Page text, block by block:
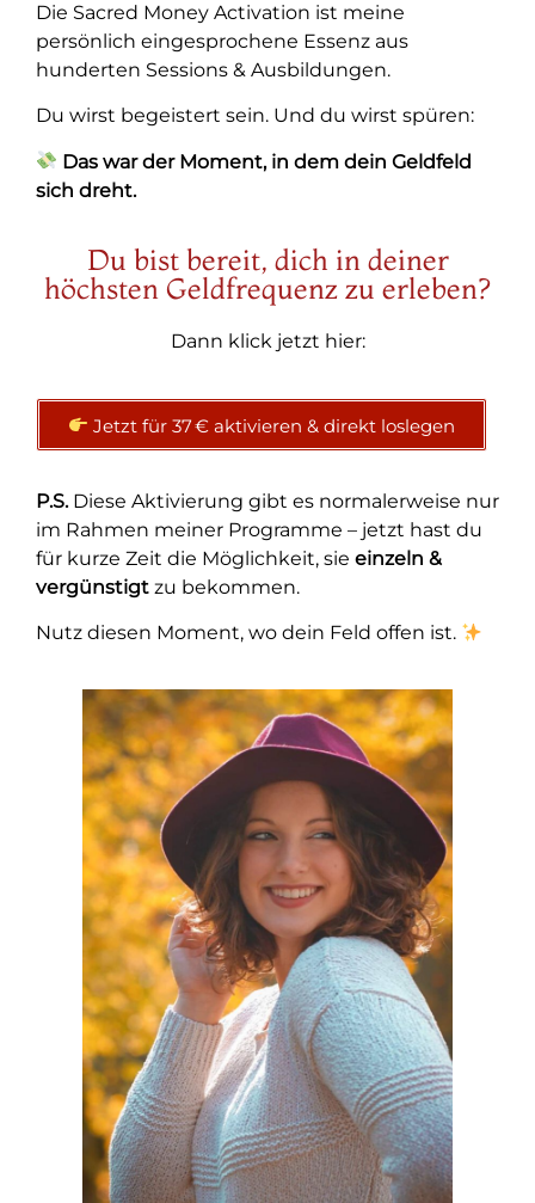
Die Sacred Money Activation ist meine
persönlich eingesprochene Essenz aus
hunderten Sessions & Ausbildungen.
Du wirst begeistert sein. Und du wirst spüren:
Das war der Moment, in dem dein Geldfeld
sich dreht.
Du bist bereit, dich in deiner
höchsten Geldfrequenz zu erleben?
Dann klick jetzt hier:
Jetzt für 37 € aktivieren & direkt loslegen
P.S.Diese Aktivierung gibt es normalerweise nur
im Rahmen meiner Programme – jetzt hast du
für kurze Zeit die Möglichkeit, sie einzeln &
vergünstigt zu bekommen.
Nutz diesen Moment, wo dein Feld offen ist.